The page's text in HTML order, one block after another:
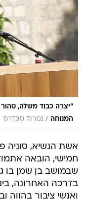
"יצרה כבוד משלה, טהור
המנוחה / נמרוד סונדרס
אשת הנשיא, סוניה
חמישי, הובאה
שבמושב בן שמן בו
בדרכה האחרונה,
ואנשי ציבור בהווה